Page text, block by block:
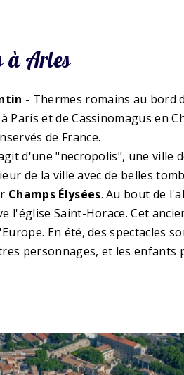
à Arles
- Thermes romains au bord
Paris et de Cassinomagus en
de France.
d'une "necropolis", une ville
de la ville avec de belles
Champs Élysées. Au bout de
l'église Saint-Horace. Cet
En été, des spectacles
personnages, et les enfants